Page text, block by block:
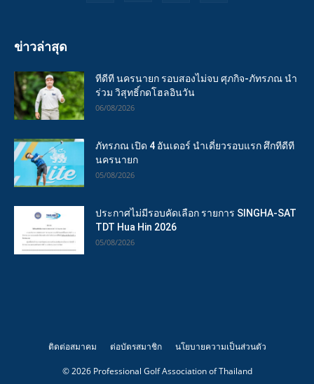
ข่าวล่าสุด
ทีดีที นครนายก รอบสองไม่จบ ศุภกิจ-ภัทรภณ นำ
ร่วม วิสุทธิ์กดโฮลอินวัน
06/08/2026
ภัทรภณ เปิด 4 อันเดอร์ นำเดี่ยวรอบแรก ศึกทีดีที
นครนายก
05/08/2026
ประกาศไม่มีรอบคัดเลือก รายการ SINGHA-SAT
TDT Hua Hin 2026
05/08/2026
ติดต่อสมาคม ต่อบัตรสมาชิก นโยบายความเป็นส่วนตัว
© 2026 Professional Golf Association of Thailand